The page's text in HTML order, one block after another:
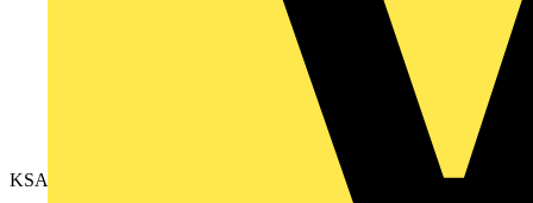
KSA250ABGD4